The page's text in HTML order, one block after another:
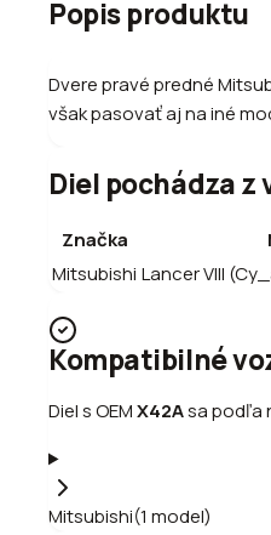
Popis produktu
Dvere pravé predné
však pasovať aj na iné
Diel pochádza z
Značka
Mitsubishi Lancer VIII
Kompatibilné
Diel s OEMX42Asa podľa
Mitsubishi(1 model)